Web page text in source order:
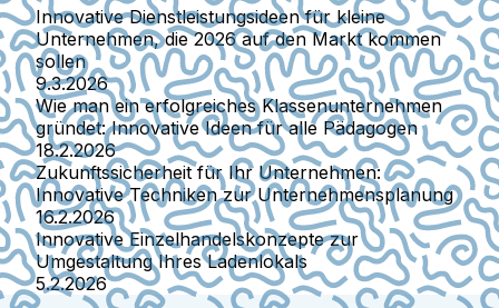
Innovative Dienstleistungsideen für kleine
Unternehmen, die 2026 auf den Markt kommen
sollen
9.3.2026
Wie man ein erfolgreiches Klassenunternehmen
gründet: Innovative Ideen für alle Pädagogen
18.2.2026
Zukunftssicherheit für Ihr Unternehmen:
Innovative Techniken zur Unternehmensplanung
16.2.2026
Innovative Einzelhandelskonzepte zur
Umgestaltung Ihres Ladenlokals
5.2.2026